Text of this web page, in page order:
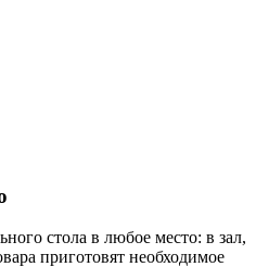
стола в любое место: в зал,
приготовят необходимое